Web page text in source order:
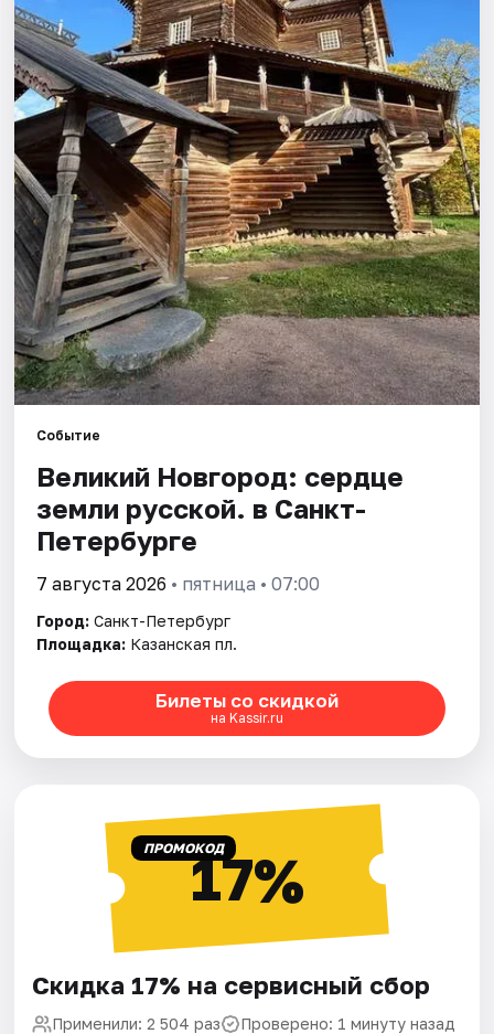
Города
Площадки
Артисты
Рейтинги
Событие
Великий Новгород: сердце
земли русской. в Санкт-
Петербурге
7 августа 2026 • пятница • 07:00
Город: Санкт-Петербург
Площадка: Казанская пл.
Билеты со скидкой
на Kassir.ru
ПРОМОКОД17%
Скидка 17% на сервисный сбор
Применили: 2 504 раз Проверено: 1 минуту назад